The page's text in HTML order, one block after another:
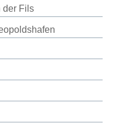
der Fils